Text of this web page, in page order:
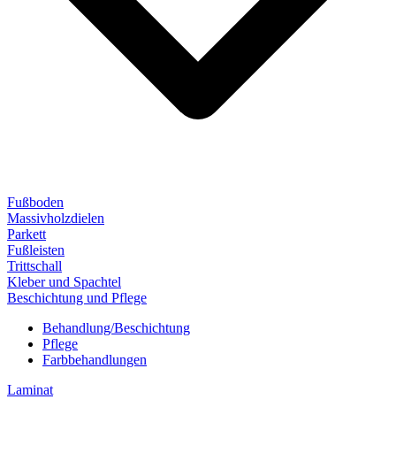
Fußboden
Massivholzdielen
Parkett
Fußleisten
Trittschall
Kleber und Spachtel
Beschichtung und Pflege
Behandlung/Beschichtung
Pflege
Farbbehandlungen
Laminat